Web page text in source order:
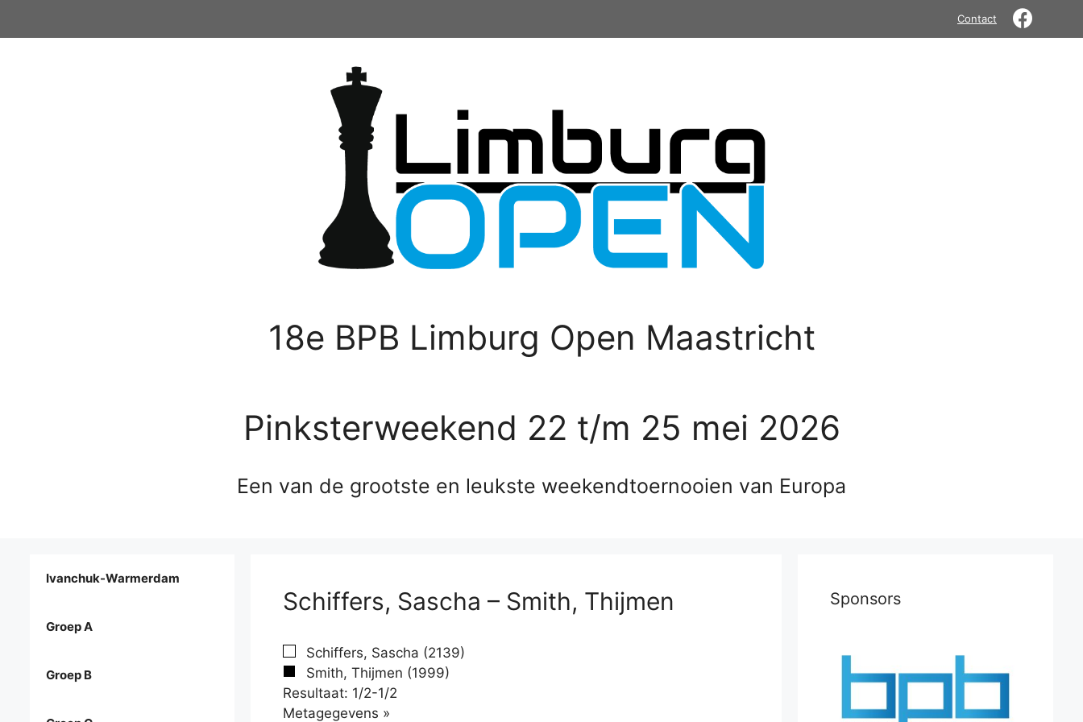
Contact
18e BPB Limburg Open Maastricht
Pinksterweekend 22 t/m 25 mei 2026
Een van de grootste en leukste weekendtoernooien van Europa
Schiffers, Sascha – Smith, Thijmen
Schiffers, Sascha (2139)
Smith, Thijmen (1999)
Resultaat: 1/2-1/2
Metagegevens »
Ivanchuk-Warmerdam
Groep A
Groep B
Sponsors